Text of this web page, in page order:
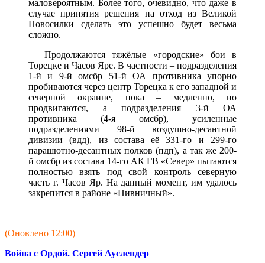
маловероятным. Более того, очевидно, что даже в
случае принятия решения на отход из Великой
Новосилки сделать это успешно будет весьма
сложно.
— Продолжаются тяжёлые «городские» бои в
Торецке и Часов Яре. В частности – подразделения
1-й и 9-й омсбр 51-й ОА противника упорно
пробиваются через центр Торецка к его западной и
северной окраине, пока – медленно, но
продвигаются, а подразделения 3-й ОА
противника (4-я омсбр), усиленные
подразделениями 98-й воздушно-десантной
дивизии (вдд), из состава её 331-го и 299-го
парашютно-десантных полков (пдп), а так же 200-
й омсбр из состава 14-го АК ГВ «Север» пытаются
полностью взять под свой контроль северную
часть г. Часов Яр. На данный момент, им удалось
закрепится в районе «Пивничный».
(Оновлено 12:00)
Война с Ордой. Сергей Ауслендер